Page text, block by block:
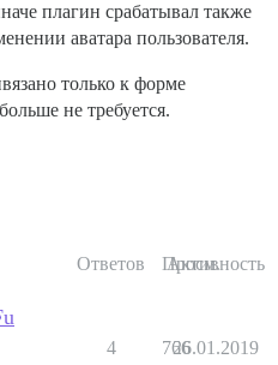
плагин срабатывал также
аватара пользователя.
только к форме
не требуется.
Ответов Просм.
Активность
4 766
26.01.2019